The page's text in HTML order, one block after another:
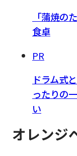
「蒲焼の
食卓
PR
ドラム式
ったりの
い
オレンジ